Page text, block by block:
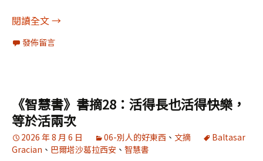
閱讀全文巴利佛典《中部》書摘1：做我法的繼承人，不要
→
發佈留言
《智慧書》書摘28：活得長也活得快樂，
等於活兩次
2026 年 8 月 6 日 06-別人的好東西 、 文摘
Baltasar
Gracian 、 巴爾塔沙葛拉西安 、 智慧書